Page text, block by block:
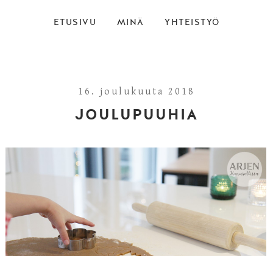
ETUSIVU MINÄ YHTEISTYÖ
16. joulukuuta 2018
JOULUPUUHIA